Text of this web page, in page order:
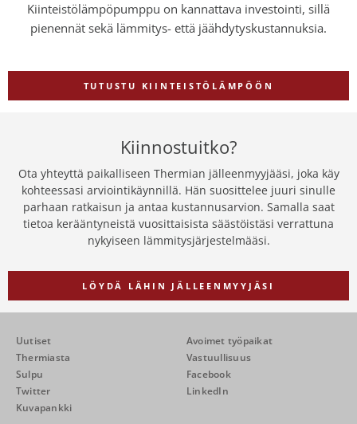
Kiinteistölämpöpumppu on kannattava investointi, sillä
pienennät sekä lämmitys- että jäähdytyskustannuksia.
TUTUSTU KIINTEISTÖLÄMPÖÖN
Kiinnostuitko?
Ota yhteyttä paikalliseen Thermian jälleenmyyjääsi, joka käy
kohteessasi arviointikäynnillä. Hän suosittelee juuri sinulle
parhaan ratkaisun ja antaa kustannusarvion. Samalla saat
tietoa kerääntyneistä vuosittaisista säästöistäsi verrattuna
nykyiseen lämmitysjärjestelmääsi.
LÖYDÄ LÄHIN JÄLLEENMYYJÄSI
Uutiset
Avoimet työpaikat
Thermiasta
Vastuullisuus
Sulpu
Facebook
Twitter
LinkedIn
Kuvapankki